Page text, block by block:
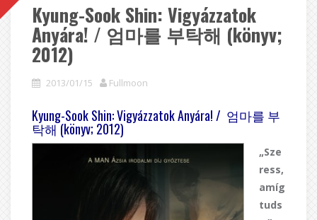
Kyung-Sook Shin: Vigyázzatok
Anyára! / 엄마를 부탁해 (könyv;
2012)
2013/01/15 Fullmoon
Kyung-Sook Shin: Vigyázzatok Anyára! / 엄마를 부
탁해 (könyv; 2012)
„Sze
ress,
amíg
tuds